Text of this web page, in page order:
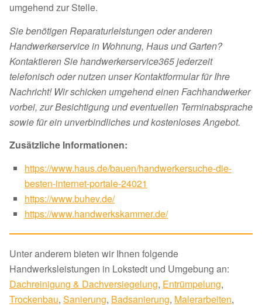
umgehend zur Stelle.
Sie benötigen Reparaturleistungen oder anderen
Handwerkerservice in Wohnung, Haus und Garten?
Kontaktieren Sie handwerkerservice365 jederzeit
telefonisch oder nutzen unser Kontaktformular für Ihre
Nachricht! Wir schicken umgehend einen Fachhandwerker
vorbei, zur Besichtigung und eventuellen Terminabsprache
sowie für ein unverbindliches und kostenloses Angebot.
Zusätzliche Informationen:
https://www.haus.de/bauen/handwerkersuche-die-
besten-internet-portale-24021
https://www.buhev.de/
https://www.handwerkskammer.de/
Unter anderem bieten wir Ihnen folgende
Handwerksleistungen in Lokstedt und Umgebung an:
Dachreinigung & Dachversiegelung, Entrümpelung,
Trockenbau, Sanierung, Badsanierung, Malerarbeiten,